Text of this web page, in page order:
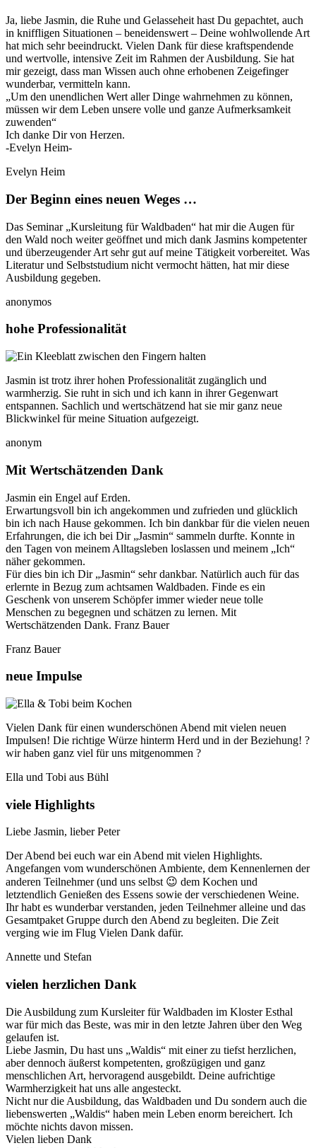
Ja, liebe Jasmin, die Ruhe und Gelasseheit hast Du gepachtet, auch
in kniffligen Situationen – beneidenswert – Deine wohlwollende Art
hat mich sehr beeindruckt. Vielen Dank für diese kraftspendende
und wertvolle, intensive Zeit im Rahmen der Ausbildung. Sie hat
mir gezeigt, dass man Wissen auch ohne erhobenen Zeigefinger
wunderbar, vermitteln kann.
„Um den unendlichen Wert aller Dinge wahrnehmen zu können,
müssen wir dem Leben unsere volle und ganze Aufmerksamkeit
zuwenden“
Ich danke Dir von Herzen.
-Evelyn Heim-
Evelyn Heim
Der Beginn eines neuen Weges …
Das Seminar „Kursleitung für Waldbaden“ hat mir die Augen für
den Wald noch weiter geöffnet und mich dank Jasmins kompetenter
und überzeugender Art sehr gut auf meine Tätigkeit vorbereitet. Was
Literatur und Selbststudium nicht vermocht hätten, hat mir diese
Ausbildung gegeben.
anonymos
hohe Professionalität
Jasmin ist trotz ihrer hohen Professionalität zugänglich und
warmherzig. Sie ruht in sich und ich kann in ihrer Gegenwart
entspannen. Sachlich und wertschätzend hat sie mir ganz neue
Blickwinkel für meine Situation aufgezeigt.
anonym
Mit Wertschätzenden Dank
Jasmin ein Engel auf Erden.
Erwartungsvoll bin ich angekommen und zufrieden und glücklich
bin ich nach Hause gekommen. Ich bin dankbar für die vielen neuen
Erfahrungen, die ich bei Dir „Jasmin“ sammeln durfte. Konnte in
den Tagen von meinem Alltagsleben loslassen und meinem „Ich“
näher gekommen.
Für dies bin ich Dir „Jasmin“ sehr dankbar. Natürlich auch für das
erlernte in Bezug zum achtsamen Waldbaden. Finde es ein
Geschenk von unserem Schöpfer immer wieder neue tolle
Menschen zu begegnen und schätzen zu lernen. Mit
Wertschätzenden Dank. Franz Bauer
Franz Bauer
neue Impulse
Vielen Dank für einen wunderschönen Abend mit vielen neuen
Impulsen! Die richtige Würze hinterm Herd und in der Beziehung! ?
wir haben ganz viel für uns mitgenommen ?
Ella und Tobi aus Bühl
viele Highlights
Liebe Jasmin, lieber Peter
Der Abend bei euch war ein Abend mit vielen Highlights.
Angefangen vom wunderschönen Ambiente, dem Kennenlernen der
anderen Teilnehmer (und uns selbst 😉 dem Kochen und
letztendlich Genießen des Essens sowie der verschiedenen Weine.
Ihr habt es wunderbar verstanden, jeden Teilnehmer alleine und das
Gesamtpaket Gruppe durch den Abend zu begleiten. Die Zeit
verging wie im Flug Vielen Dank dafür.
Annette und Stefan
vielen herzlichen Dank
Die Ausbildung zum Kursleiter für Waldbaden im Kloster Esthal
war für mich das Beste, was mir in den letzte Jahren über den Weg
gelaufen ist.
Liebe Jasmin, Du hast uns „Waldis“ mit einer zu tiefst herzlichen,
aber dennoch äußerst kompetenten, großzügigen und ganz
menschlichen Art, hervoragend ausgebildt. Deine aufrichtige
Warmherzigkeit hat uns alle angesteckt.
Nicht nur die Ausbildung, das Waldbaden und Du sondern auch die
liebenswerten „Waldis“ haben mein Leben enorm bereichert. Ich
möchte nichts davon missen.
Vielen lieben Dank